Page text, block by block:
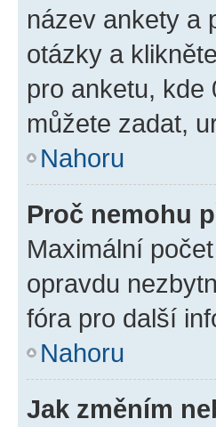
název ankety a
otázky a
pro anketu, kde
můžete zadat,
Nahoru
Proč nemohu
Maximální
opravdu
fóra pro další
Nahoru
Jak změním